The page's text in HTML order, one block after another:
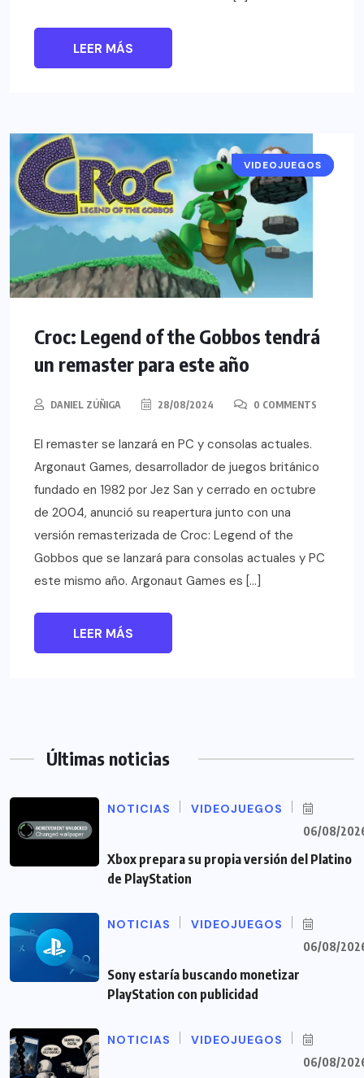
LEER MÁS
NOTICIAS
VIDEOJUEGOS
Croc: Legend of the Gobbos tendrá
un remaster para este año
DANIEL ZÚÑIGA 28/08/2024 0 COMMENTS
El remaster se lanzará en PC y consolas actuales.
Argonaut Games, desarrollador de juegos británico
fundado en 1982 por Jez San y cerrado en octubre
de 2004, anunció su reapertura junto con una
versión remasterizada de Croc: Legend of the
Gobbos que se lanzará para consolas actuales y PC
este mismo año. Argonaut Games es […]
LEER MÁS
Últimas noticias
NOTICIAS VIDEOJUEGOS
06/08/
Xbox prepara su propia versión del Platino
de PlayStation
NOTICIAS VIDEOJUEGOS
06/08/
Sony estaría buscando monetizar
PlayStation con publicidad
NOTICIAS VIDEOJUEGOS
06/08/